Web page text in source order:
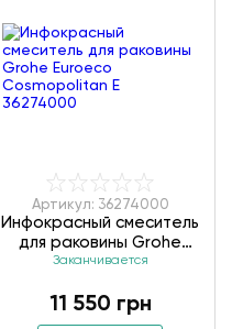
Артикул: 36274000
Инфокрасный смеситель
для раковины Grohe
Euroeco Cosmopolitan E
Заканчивается
11 550 грн